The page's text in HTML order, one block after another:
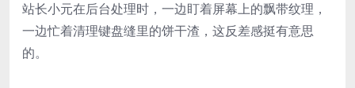
站长小元在后台处理时，一边盯着屏幕上的飘带纹理，
一边忙着清理键盘缝里的饼干渣，这反差感挺有意思
的。